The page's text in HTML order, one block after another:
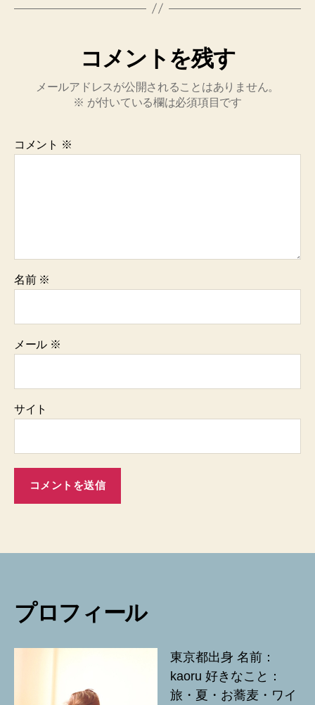
コメントを残す
メールアドレスが公開されることはありません。
※ が付いている欄は必須項目です
コメント ※
名前 ※
メール ※
サイト
プロフィール
東京都出身 名前：
kaoru 好きなこと：
旅・夏・お蕎麦・ワイ